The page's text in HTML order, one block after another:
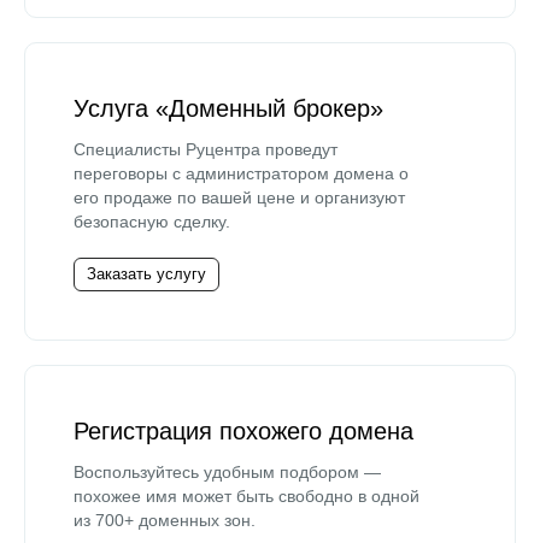
Услуга «Доменный брокер»
Специалисты Руцентра проведут
переговоры с администратором домена о
его продаже по вашей цене и организуют
безопасную сделку.
Заказать услугу
Регистрация похожего домена
Воспользуйтесь удобным подбором —
похожее имя может быть свободно в одной
из 700+ доменных зон.